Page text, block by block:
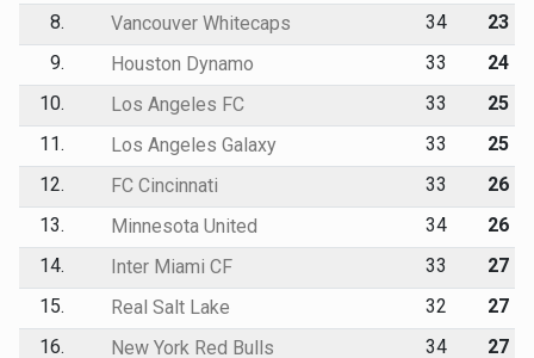
8.
Vancouver Whitecaps 34
23
9.
Houston Dynamo 33
24
10.
Los Angeles FC 33
25
11.
Los Angeles Galaxy 33
25
12.
FC Cincinnati 33
26
13.
Minnesota United 34
26
14.
Inter Miami CF 33
27
15.
Real Salt Lake 32
27
16.
New York Red Bulls 34 27